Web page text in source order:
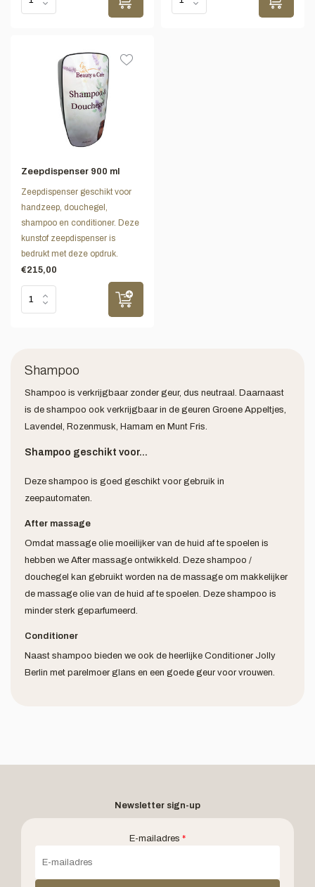
Zeepdispenser 900 ml
Zeepdispenser geschikt voor
handzeep, douchegel,
shampoo en conditioner. Deze
kunstof zeepdispenser is
bedrukt met deze opdruk.
€215,00
Shampoo
Shampoo is verkrijgbaar zonder geur, dus neutraal. Daarnaast
is de shampoo ook verkrijgbaar in de geuren Groene Appeltjes,
Lavendel, Rozenmusk, Hamam en Munt Fris.
Shampoo geschikt voor...
Deze shampoo is goed geschikt voor gebruik in
zeepautomaten.
After massage
Omdat massage olie moeilijker van de huid af te spoelen is
hebben we After massage ontwikkeld. Deze shampoo /
douchegel kan gebruikt worden na de massage om makkelijker
de massage olie van de huid af te spoelen. Deze shampoo is
minder sterk geparfumeerd.
Conditioner
Naast shampoo bieden we ook de heerlijke Conditioner Jolly
Berlin met parelmoer glans en een goede geur voor vrouwen.
Newsletter sign-up
E-mailadres *